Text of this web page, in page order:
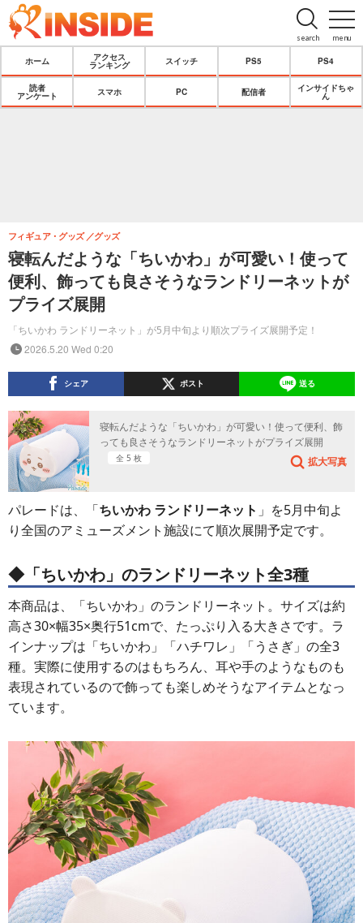
menu
search
ホーム
アクセス
ランキング
スイッチ PS5 PS4
読者
アンケート
スマホ PC 配信者
インサイドちゃ
ん
寝転んだような「ちいかわ」が可愛い！使って
便利、飾っても良さそうなランドリーネットが
プライズ展開
「ちいかわ ランドリーネット」が5月中旬より順次プライズ展開予定！
フィギュア・グッズ グッズ
2026.5.20 Wed 0:20
シェア ポスト 送る
寝転んだような「ちいかわ」が可愛い！使って便利、飾
っても良さそうなランドリーネットがプライズ展開
全 5 枚 拡大写真
パレードは、「ちいかわ ランドリーネット 」を5月中旬よ
り全国のアミューズメント施設にて順次展開予定です。
◆「ちいかわ」のランドリーネット全3種
本商品は、「ちいかわ」のランドリーネット。サイズは約
高さ30×幅35×奥行51cmで、たっぷり入る大きさです。ラ
インナップは「ちいかわ」「ハチワレ」「うさぎ」の全3
種。実際に使用するのはもちろん、耳や手のようなものも
表現されているので飾っても楽しめそうなアイテムとなっ
ています。